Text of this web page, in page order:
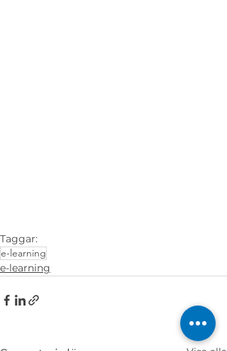
Taggar:
e-learning
e-learning